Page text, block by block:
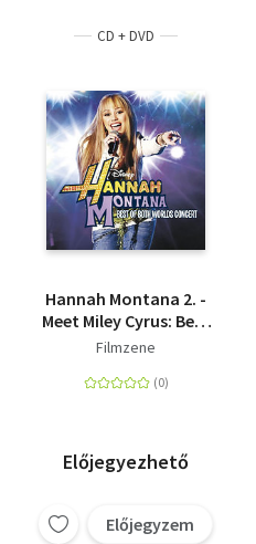
CD + DVD
Hannah Montana 2. -
Meet Miley Cyrus: Best
Of Both Worlds -
Filmzene
Előjegyezhető
Előjegyzem